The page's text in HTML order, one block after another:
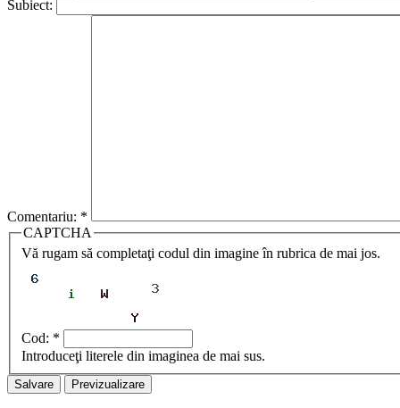
Subiect:
Comentariu: *
CAPTCHA
Vă rugam să completaţi codul din imagine în rubrica de mai jos.
Cod: *
Introduceţi literele din imaginea de mai sus.